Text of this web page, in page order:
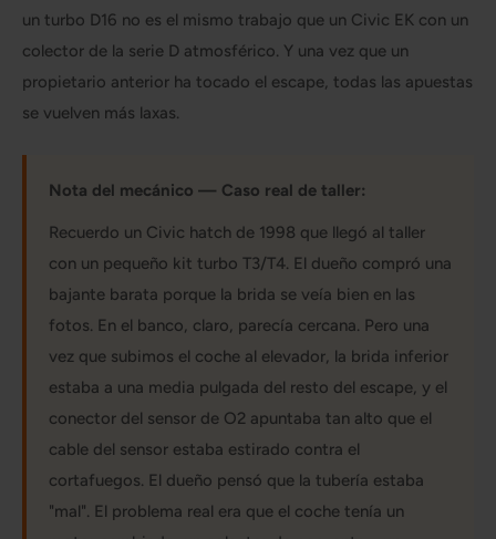
un turbo D16 no es el mismo trabajo que un Civic EK con un
colector de la serie D atmosférico. Y una vez que un
propietario anterior ha tocado el escape, todas las apuestas
se vuelven más laxas.
Nota del mecánico — Caso real de taller:
Recuerdo un Civic hatch de 1998 que llegó al taller
con un pequeño kit turbo T3/T4. El dueño compró una
bajante barata porque la brida se veía bien en las
fotos. En el banco, claro, parecía cercana. Pero una
vez que subimos el coche al elevador, la brida inferior
estaba a una media pulgada del resto del escape, y el
conector del sensor de O2 apuntaba tan alto que el
cable del sensor estaba estirado contra el
cortafuegos. El dueño pensó que la tubería estaba
"mal". El problema real era que el coche tenía un